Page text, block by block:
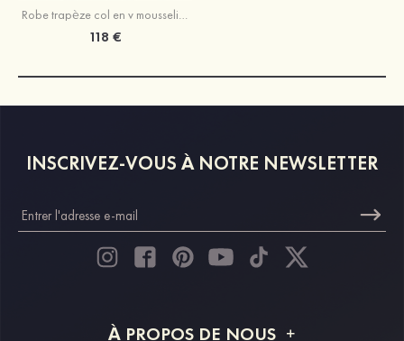
Robe trapèze col en v mousseline longueur ras du sol robe de demoiselle d'honneur avec volants
118 €
INSCRIVEZ-VOUS À NOTRE NEWSLETTER
À PROPOS DE NOUS